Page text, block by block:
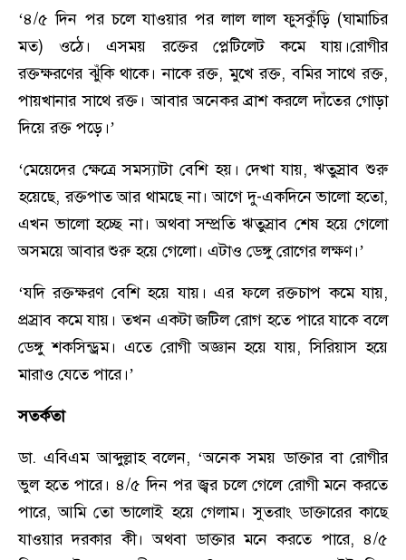
‘৪/৫ দিন পর চলে যাওয়ার পর লাল লাল ফুসকুঁড়ি (ঘামাচির
মত) ওঠে। এসময় রক্তের প্লেটিলেট কমে যায়।রোগীর
রক্তক্ষরণের ঝুঁকি থাকে। নাকে রক্ত, মুখে রক্ত, বমির সাথে রক্ত,
পায়খানার সাথে রক্ত। আবার অনেকর ব্রাশ করলে দাঁতের গোড়া
দিয়ে রক্ত পড়ে।’
‘মেয়েদের ক্ষেত্রে সমস্যাটা বেশি হয়। দেখা যায়, ঋতুস্রাব শুরু
হয়েছে, রক্তপাত আর থামছে না। আগে দু-একদিনে ভালো হতো,
এখন ভালো হচ্ছে না। অথবা সম্প্রতি ঋতুস্রাব শেষ হয়ে গেলো
অসময়ে আবার শুরু হয়ে গেলো। এটাও ডেঙ্গু রোগের লক্ষণ।’
‘যদি রক্তক্ষরণ বেশি হয়ে যায়। এর ফলে রক্তচাপ কমে যায়,
প্রস্রাব কমে যায়। তখন একটা জটিল রোগ হতে পারে যাকে বলে
ডেঙ্গু শকসিন্ড্রম। এতে রোগী অজ্ঞান হয়ে যায়, সিরিয়াস হয়ে
মারাও যেতে পারে।’
সতর্কতা
ডা. এবিএম আব্দুল্লাহ বলেন, ‘অনেক সময় ডাক্তার বা রোগীর
ভুল হতে পারে। ৪/৫ দিন পর জ্বর চলে গেলে রোগী মনে করতে
পারে, আমি তো ভালোই হয়ে গেলাম। সুতরাং ডাক্তারের কাছে
যাওয়ার দরকার কী। অথবা ডাক্তার মনে করতে পারে, ৪/৫